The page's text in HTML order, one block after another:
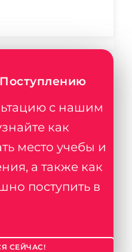
с нашим
как
место учебы и
а также как
поступить в
СЕЙЧАС!